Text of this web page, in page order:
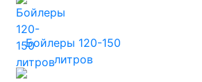
Бойлеры 120-150
литров